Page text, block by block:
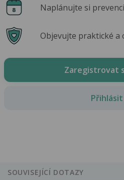
Naplánujte si
Objevujte praktické a
Zaregistrovat
SOUVISEJÍCÍ DOTAZY